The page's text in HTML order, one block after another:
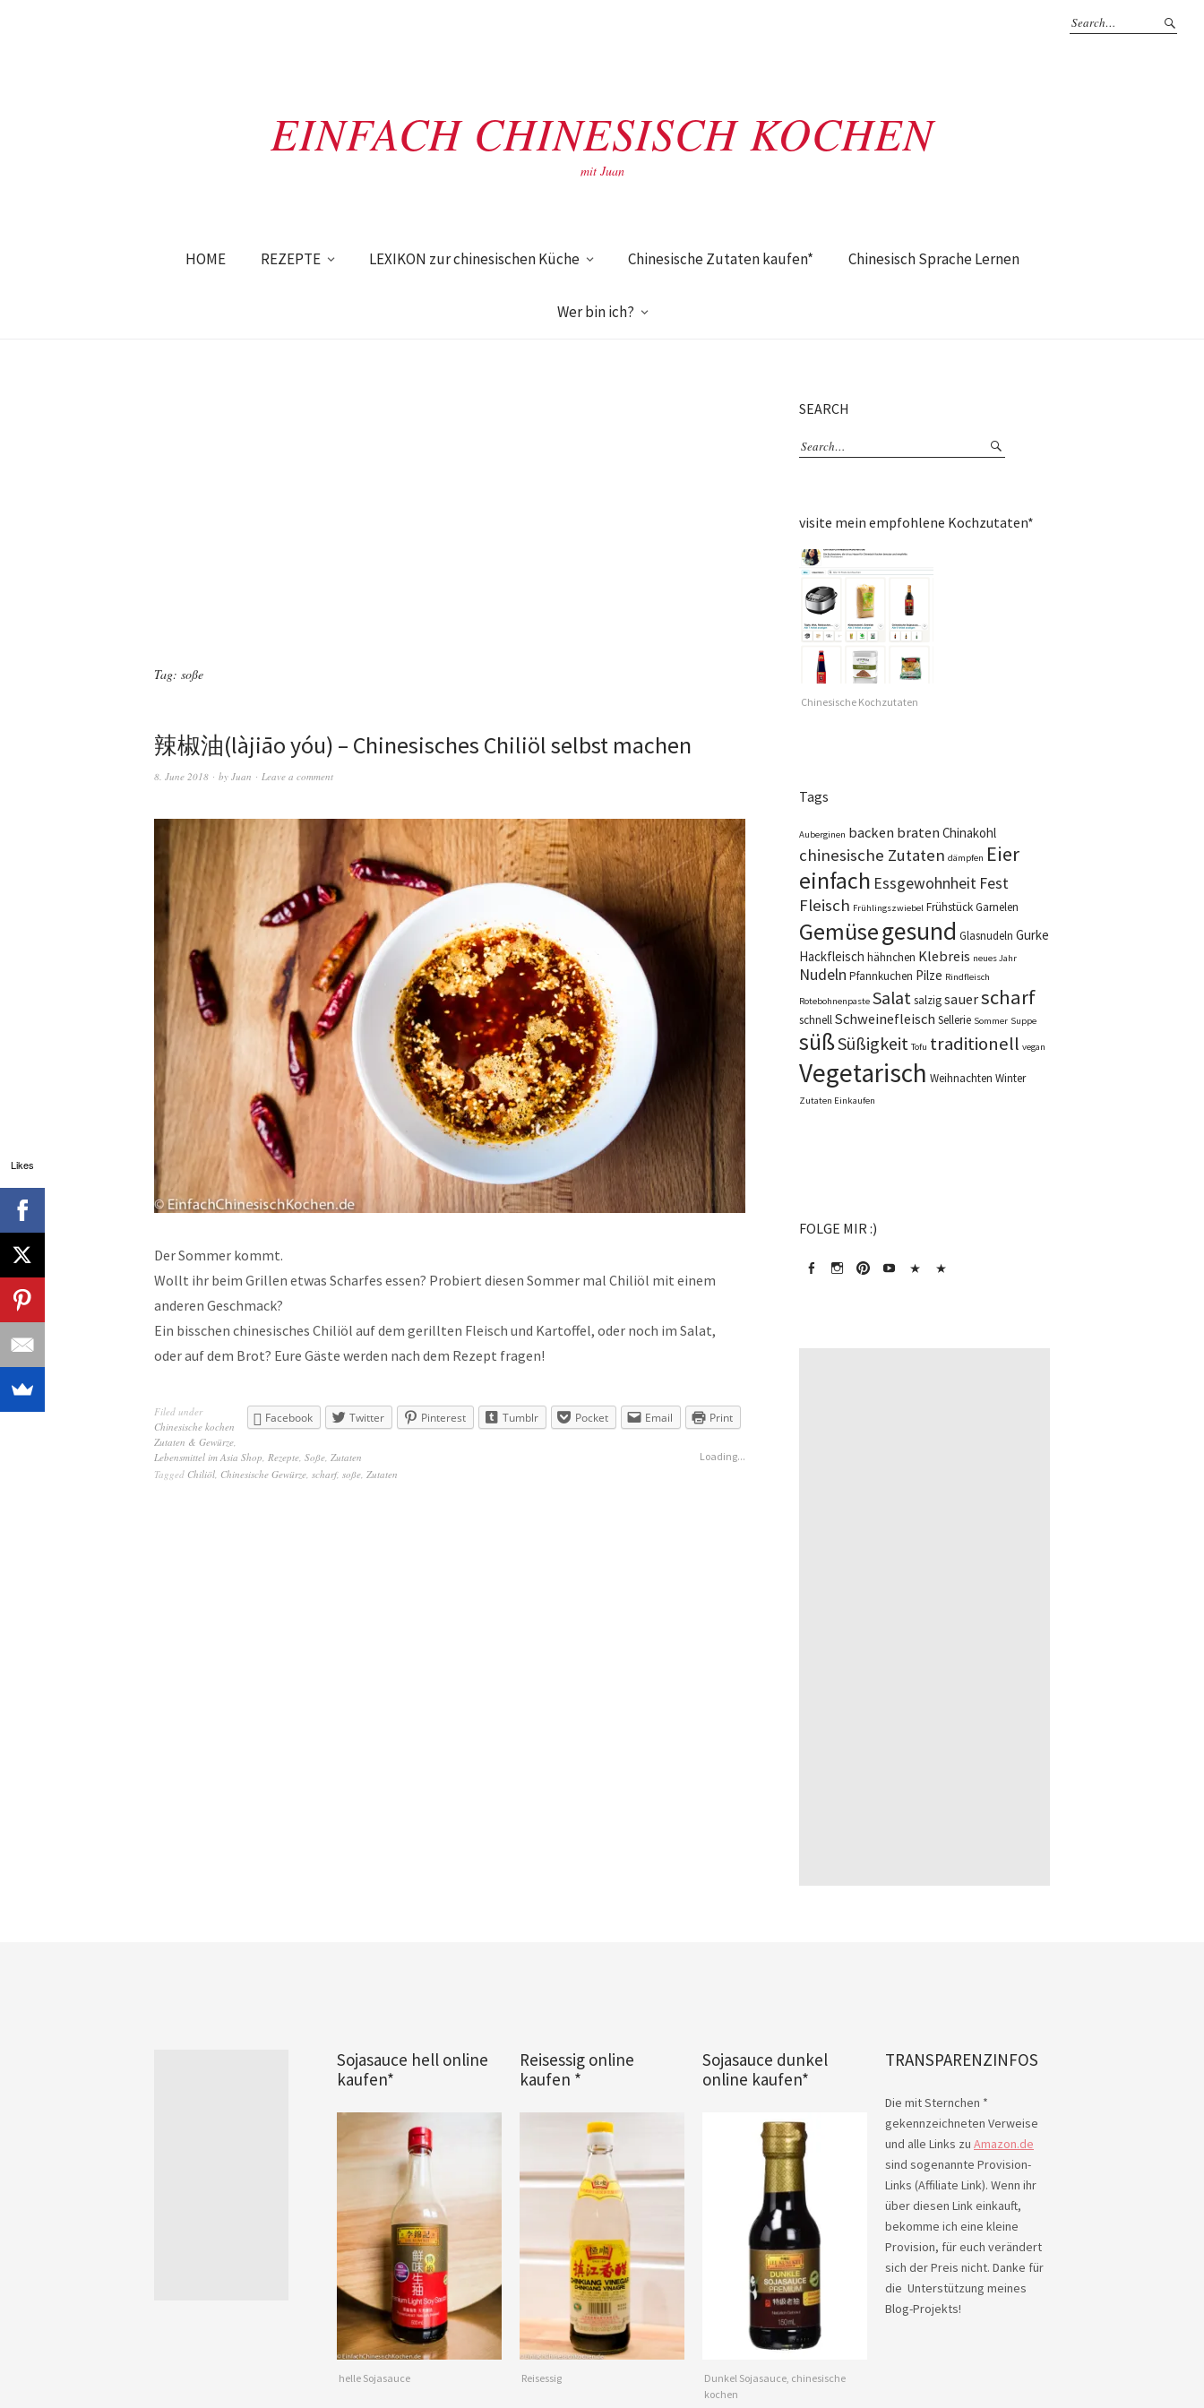
EINFACH CHINESISCH KOCHEN
mit Juan
HOME REZEPTE LEXIKON zur chinesischen Küche Chinesische Zutaten kaufen* Chinesisch Sprache Lernen
Wer bin ich?
Tag: soße
辣椒油(làjiāo yóu) – Chinesisches Chiliöl selbst machen
8. June 2018 by Juan Leave a comment
Der Sommer kommt.
Wollt ihr beim Grillen etwas Scharfes essen? Probiert diesen Sommer mal Chiliöl mit einem
anderen Geschmack?
Ein bisschen chinesisches Chiliöl auf dem gerillten Fleisch und Kartoffel, oder noch im Salat,
oder auf dem Brot? Eure Gäste werden nach dem Rezept fragen!
Facebook Twitter Pinterest Tumblr Pocket Email Print
Loading...
Filed under
Chinesische kochen
Zutaten & Gewürze,
Lebensmittel im Asia Shop, Rezepte, Soße, Zutaten
Tagged Chiliöl, Chinesische Gewürze, scharf, soße, Zutaten
SEARCH
visite mein empfohlene Kochzutaten*
Chinesische Kochzutaten
Tags
Auberginen backen braten Chinakohl
chinesische Zutaten dämpfen Eier
einfach Essgewohnheit Fest
Fleisch Frühlingszwiebel FrühstückGarnelen
Gemüsegesund Glasnudeln Gurke
Hackfleisch hähnchen Klebreis neues Jahr
Nudeln Pfannkuchen Pilze Rindfleisch
Rotebohnenpaste Salat salzigsauerscharf
schnellSchweinefleisch Sellerie Sommer Suppe
süßSüßigkeit Tofu traditionell vegan
Vegetarisch Weihnachten Winter
Zutaten Einkaufen
FOLGE MIR :)
Sojasauce hell online
kaufen*
helle Sojasauce
Reisessig online
kaufen *
Reisessig
Sojasauce dunkel
online kaufen*
Dunkel Sojasauce, chinesische
kochen
TRANSPARENZINFOS
Die mit Sternchen *
gekennzeichneten Verweise
und alle Links zu Amazon.de
sind sogenannte Provision-
Links (Affiliate Link). Wenn ihr
über diesen Link einkauft,
bekomme ich eine kleine
Provision, für euch verändert
sich der Preis nicht. Danke für
die Unterstützung meines
Blog-Projekts!
Likes